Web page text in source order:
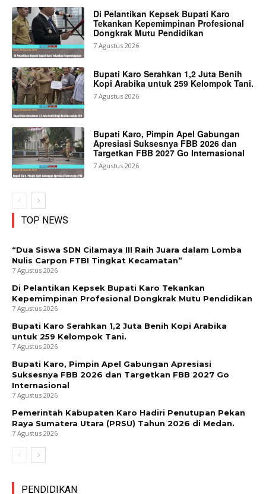
Di Pelantikan Kepsek Bupati Karo
Tekankan Kepemimpinan Profesional
Dongkrak Mutu Pendidikan
7 Agustus 2026
Bupati Karo Serahkan 1,2 Juta Benih
Kopi Arabika untuk 259 Kelompok Tani.
7 Agustus 2026
Bupati Karo, Pimpin Apel Gabungan
Apresiasi Suksesnya FBB 2026 dan
Targetkan FBB 2027 Go Internasional
7 Agustus 2026
TOP NEWS
“Dua Siswa SDN Cilamaya III Raih Juara dalam Lomba
Nulis Carpon FTBI Tingkat Kecamatan”
7 Agustus 2026
Di Pelantikan Kepsek Bupati Karo Tekankan
Kepemimpinan Profesional Dongkrak Mutu Pendidikan
7 Agustus 2026
Bupati Karo Serahkan 1,2 Juta Benih Kopi Arabika
untuk 259 Kelompok Tani.
7 Agustus 2026
Bupati Karo, Pimpin Apel Gabungan Apresiasi
Suksesnya FBB 2026 dan Targetkan FBB 2027 Go
Internasional
7 Agustus 2026
Pemerintah Kabupaten Karo Hadiri Penutupan Pekan
Raya Sumatera Utara (PRSU) Tahun 2026 di Medan.
7 Agustus 2026
PENDIDIKAN